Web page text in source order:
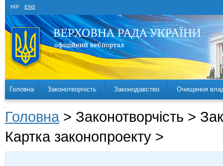
УКР ENG
Головна Законотворчість Законодавство Очищення
Головна > Законотворчість >
Картка законопроекту >